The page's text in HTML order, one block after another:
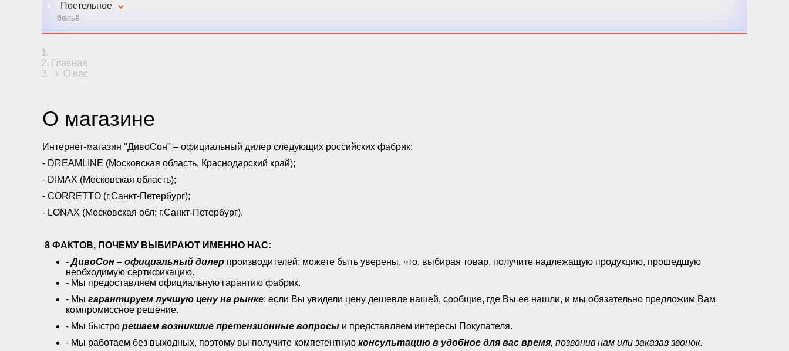
Постельное
бельё
Главная
О нас
О магазине
Интернет-магазин "ДивоСон" – официальный дилер следующих российских фабрик:
- DREAMLINE (Московская область, Краснодарский край);
- DIMAX (Московская область);
- CORRETTO (г.Санкт-Петербург);
- LONAX (Московская обл; г.Санкт-Петербург).
8 ФАКТОВ, ПОЧЕМУ ВЫБИРАЮТ ИМЕННО НАС:
-ДивоСон – официальный дилер производителей: можете быть уверены, что, выбирая товар, получите надлежащую продукцию, прошедшую
необходимую сертификацию.
- Мы предоставляем официальную гарантию фабрик.
- Мы гарантируем лучшую цену на рынке: если Вы увидели цену дешевле нашей, сообщие, где Вы ее нашли, и мы обязательно предложим Вам
компромиссное решение.
- Мы быстро решаем возникшие претензионные вопросы и представляем интересы Покупателя.
- Мы работаем без выходных, поэтому вы получите компетентную консультацию в удобное для вас время, позвонив нам или заказав звонок.